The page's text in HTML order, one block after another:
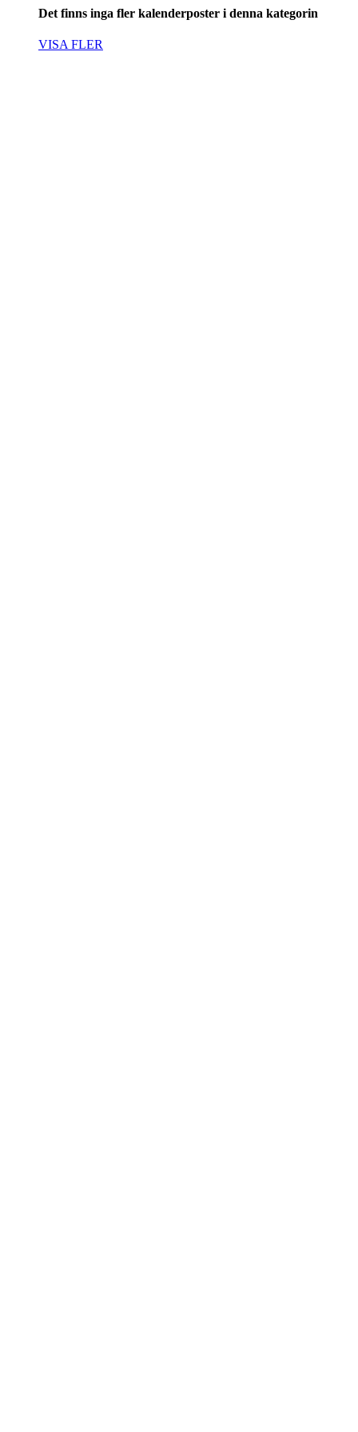
Det finns inga fler kalenderposter i denna kategorin
VISA FLER